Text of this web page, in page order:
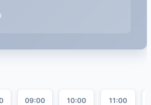
09:00 10:00 11:00